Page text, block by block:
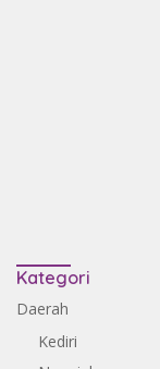
Kategori
Daerah
Kediri